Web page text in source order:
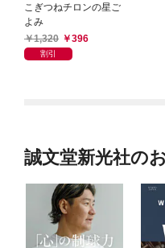
こぎつねチロンの星ご
よみ
1,320
396
割引
誠文堂新光社の